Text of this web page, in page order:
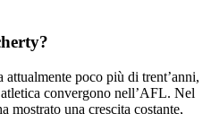
poco più di trent’anni,
convergono nell’AFL. Nel
mostrato una crescita costante,